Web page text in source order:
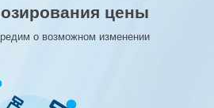
цены
о возможном изменении